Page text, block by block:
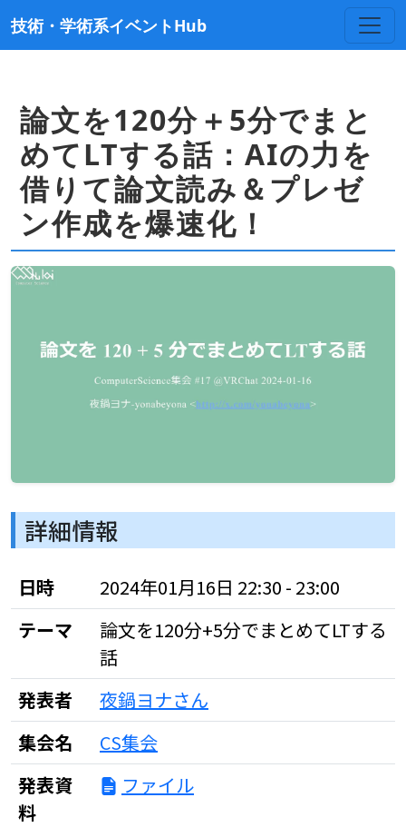
技術・学術系イベントHub
論文を120分＋5分でまと
めてLTする話：AIの力を
借りて論文読み＆プレゼ
ン作成を爆速化！
詳細情報
日時
2024年01月16日 22:30 - 23:00
テーマ
論文を120分+5分でまとめてLTする
話
発表者
夜鍋ヨナさん
集会名
CS集会
発表資
料
ファイル